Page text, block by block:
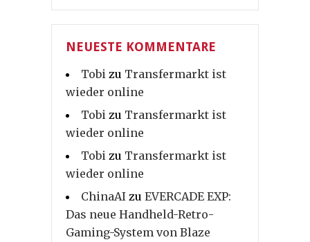
NEUESTE KOMMENTARE
Tobi zu Transfermarkt ist
wieder online
Tobi zu Transfermarkt ist
wieder online
Tobi zu Transfermarkt ist
wieder online
ChinaAI zu EVERCADE EXP:
Das neue Handheld-Retro-
Gaming-System von Blaze